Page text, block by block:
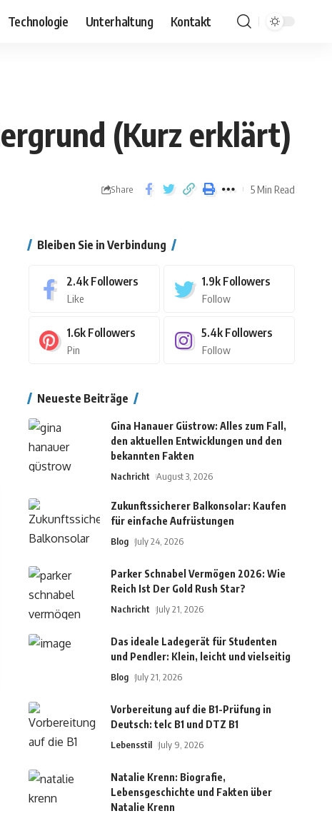
Technologie Unterhaltung Kontakt
(Kurz erklärt)
Share 5 Min Read
Bleiben Sie in Verbindung
2.4k Followers
Like
1.9k Followers
Follow
1.6k Followers
Pin
5.4k Followers
Follow
Neueste Beiträge
Gina Hanauer Güstrow: Alles zum Fall,
den aktuellen Entwicklungen und den
bekannten Fakten
Nachricht August 3, 2026
Zukunftssicherer Balkonsolar: Kaufen
für einfache Aufrüstungen
Blog July 24, 2026
Parker Schnabel Vermögen 2026: Wie
Reich Ist Der Gold Rush Star?
Nachricht July 21, 2026
Das ideale Ladegerät für Studenten
und Pendler: Klein, leicht und vielseitig
Blog July 21, 2026
Vorbereitung auf die B1-Prüfung in
Deutsch: telc B1 und DTZ B1
Lebensstil July 9, 2026
Natalie Krenn: Biografie,
Lebensgeschichte und Fakten über
Natalie Krenn